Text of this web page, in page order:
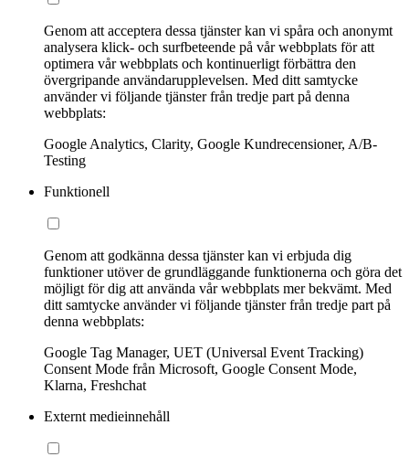
Genom att acceptera dessa tjänster kan vi spåra och anonymt
analysera klick- och surfbeteende på vår webbplats för att
optimera vår webbplats och kontinuerligt förbättra den
övergripande användarupplevelsen. Med ditt samtycke
använder vi följande tjänster från tredje part på denna
webbplats:
Google Analytics, Clarity, Google Kundrecensioner, A/B-
Testing
Funktionell
Genom att godkänna dessa tjänster kan vi erbjuda dig
funktioner utöver de grundläggande funktionerna och göra det
möjligt för dig att använda vår webbplats mer bekvämt. Med
ditt samtycke använder vi följande tjänster från tredje part på
denna webbplats:
Google Tag Manager, UET (Universal Event Tracking)
Consent Mode från Microsoft, Google Consent Mode,
Klarna, Freshchat
Externt medieinnehåll